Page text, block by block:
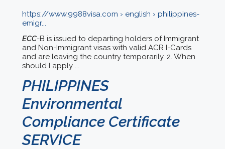
https://www.9988visa.com › english › philippines-
emigr...
ECC-B is issued to departing holders of Immigrant
and Non-Immigrant visas with valid ACR I-Cards
and are leaving the country temporarily. 2. When
should I apply ...
PHILIPPINES
Environmental
Compliance Certificate
SERVICE